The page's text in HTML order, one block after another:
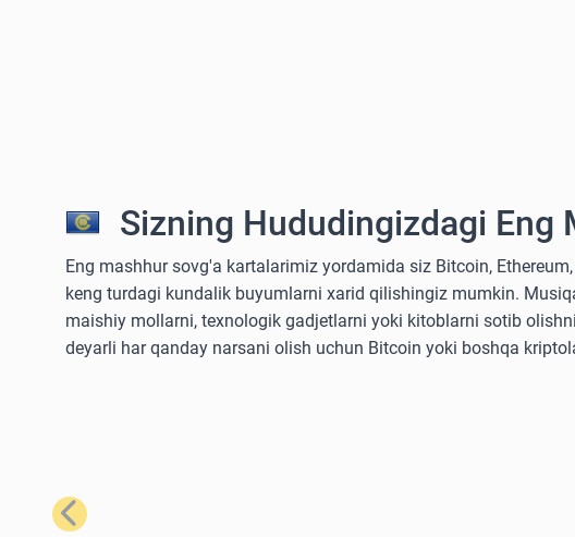
Sizning Hududingizdagi Eng
Eng mashhur sovg'a kartalarimiz yordamida siz Bitcoin,
keng turdagi kundalik buyumlarni xarid qilishingiz mumkin.
maishiy mollarni, texnologik gadjetlarni yoki kitoblarni sotib
deyarli har qanday narsani olish uchun Bitcoin yoki boshqa
Oldingi